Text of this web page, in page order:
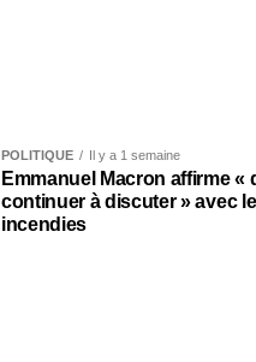
POLITIQUE Il y a 1 semaine
Emmanuel Macron affirme «
continuer à discuter » avec
incendies